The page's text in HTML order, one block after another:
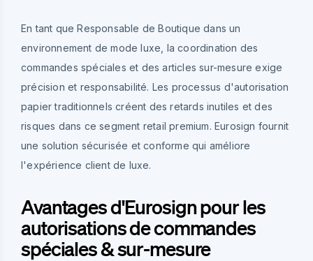
En tant que Responsable de Boutique dans un
environnement de mode luxe, la coordination des
commandes spéciales et des articles sur-mesure exige
précision et responsabilité. Les processus d'autorisation
papier traditionnels créent des retards inutiles et des
risques dans ce segment retail premium. Eurosign fournit
une solution sécurisée et conforme qui améliore
l'expérience client de luxe.
Avantages d'Eurosign pour les
autorisations de commandes
spéciales & sur-mesure